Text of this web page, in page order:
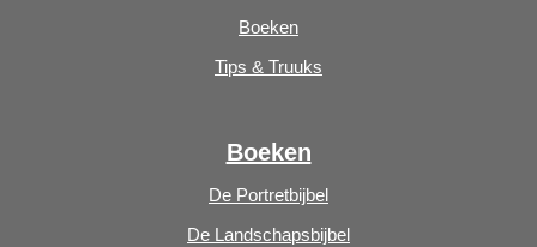
Boeken
Tips & Truuks
Boeken
De Portretbijbel
De Landschapsbijbel